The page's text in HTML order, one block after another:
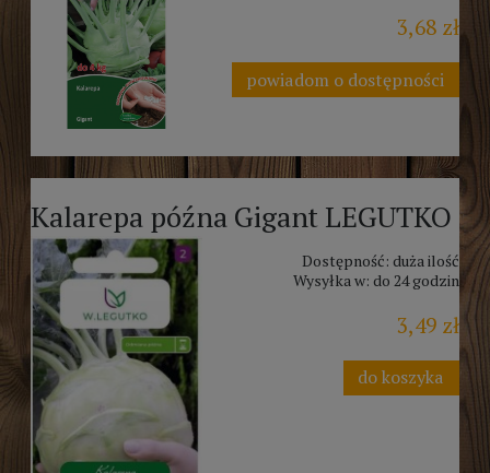
3,68 zł
powiadom o dostępności
Kalarepa późna Gigant LEGUTKO
Dostępność: duża ilość
Wysyłka w: do 24 godzin
3,49 zł
do koszyka